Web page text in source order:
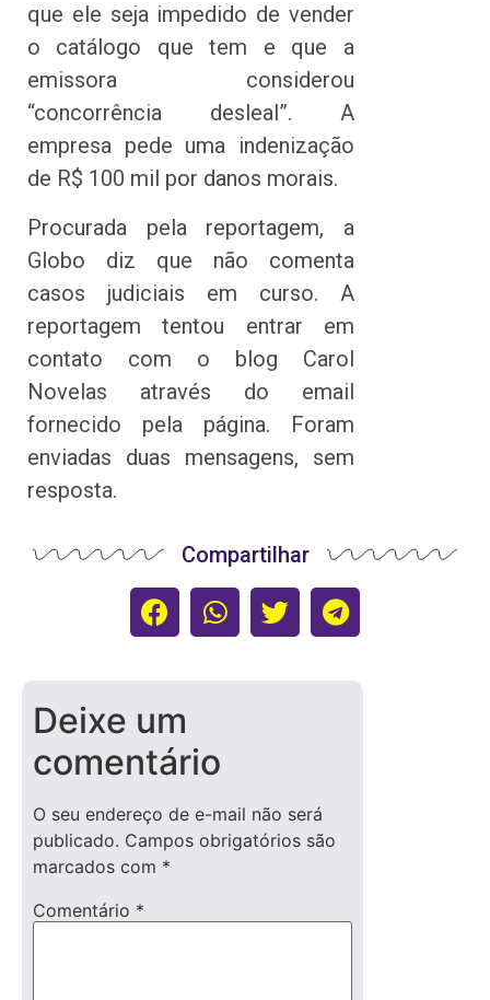
que ele seja impedido de vender
o catálogo que tem e que a
emissora considerou
“concorrência desleal”. A
empresa pede uma indenização
de R$ 100 mil por danos morais.
Procurada pela reportagem, a
Globo diz que não comenta
casos judiciais em curso. A
reportagem tentou entrar em
contato com o blog Carol
Novelas através do email
fornecido pela página. Foram
enviadas duas mensagens, sem
resposta.
Compartilhar
Deixe um
comentário
O seu endereço de e-mail não será
publicado. Campos obrigatórios são
marcados com *
Comentário *